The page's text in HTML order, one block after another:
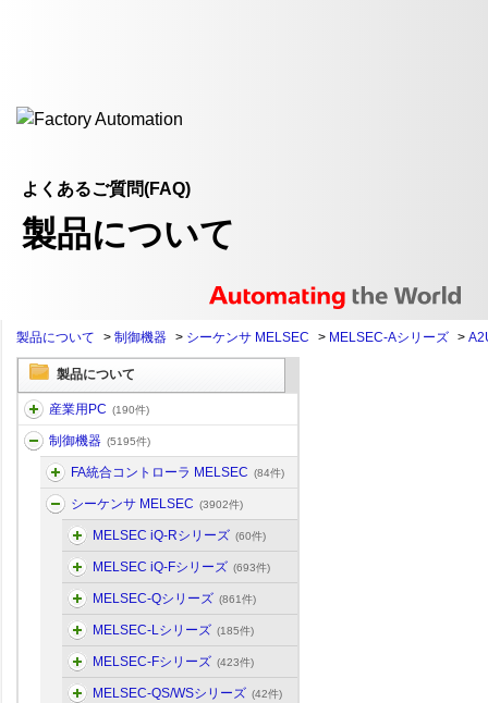
よくあるご質問(FAQ)
製品について
製品について > 制御機器 > シーケンサ MELSEC > MELSEC-Aシリーズ >
製品について
産業用PC (190件)
制御機器 (5195件)
FA統合コントローラ MELSEC (84件)
シーケンサ MELSEC (3902件)
MELSEC iQ-Rシリーズ (60件)
MELSEC iQ-Fシリーズ (693件)
MELSEC-Qシリーズ (861件)
MELSEC-Lシリーズ (185件)
MELSEC-Fシリーズ (423件)
MELSEC-QS/WSシリーズ (42件)